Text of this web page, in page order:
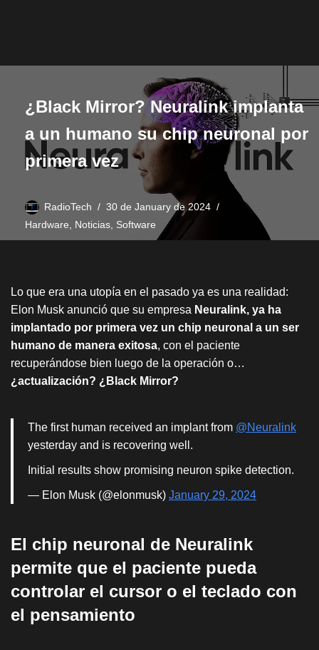
¿Black Mirror? Neuralink implanta
a un humano su chip neuronal por
primera vez
RadioTech
30 de January de 2024
Hardware, Noticias, Software
Lo que era una utopía en el pasado ya es una realidad:
Elon Musk anunció que su empresa Neuralink, ya ha
implantado por primera vez un chip neuronal a un ser
humano de manera exitosa, con el paciente
recuperándose bien luego de la operación o…
¿actualización? ¿Black Mirror?
The first human received an implant from @Neuralink
yesterday and is recovering well.
Initial results show promising neuron spike detection.
— Elon Musk (@elonmusk) January 29, 2024
El chip neuronal de Neuralink
permite que el paciente pueda
controlar el cursor o el teclado con
el pensamiento